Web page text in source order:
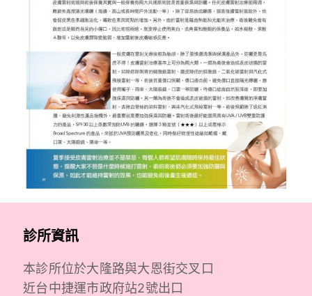
診所資訊
本診所位於大隆路與大恩街交叉口
近台中捷運市政府站2號出口